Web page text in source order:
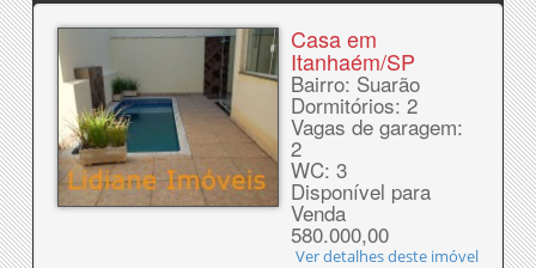
Casa em
Itanhaém/SP
Bairro: Suarão
Dormitórios: 2
Vagas de garagem:
2
WC: 3
Disponível para
Venda
580.000,00
Ver detalhes deste imóvel